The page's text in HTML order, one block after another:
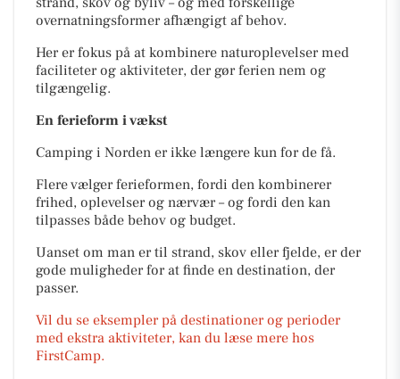
overnatningsformer afhængigt af behov.
Her er fokus på at kombinere naturoplevelser med
faciliteter og aktiviteter, der gør ferien nem og
tilgængelig.
En ferieform i vækst
Camping i Norden er ikke længere kun for de få.
Flere vælger ferieformen, fordi den kombinerer
frihed, oplevelser og nærvær – og fordi den kan
tilpasses både behov og budget.
Uanset om man er til strand, skov eller fjelde, er der
gode muligheder for at finde en destination, der
passer.
Vil du se eksempler på destinationer og perioder
med ekstra aktiviteter, kan du læse mere hos
FirstCamp.